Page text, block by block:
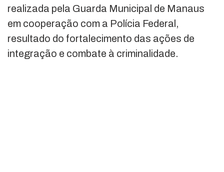
realizada pela Guarda Municipal de Manaus
em cooperação com a Polícia Federal,
resultado do fortalecimento das ações de
integração e combate à criminalidade.